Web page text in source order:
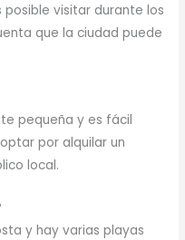
posible visitar durante los
que la ciudad puede
pequeña y es fácil
por alquilar un
local.
y hay varias playas